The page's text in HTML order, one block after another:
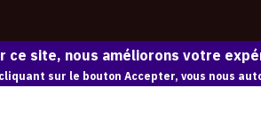
ce site, nous améliorons votre
sur le bouton Accepter, vous nous